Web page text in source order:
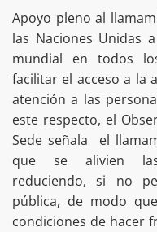
Apoyo pleno al
las Naciones Unidas
mundial en todos
facilitar el acceso a la
atención a las
este respecto, el
Sede señala el
que se alivien las
reduciendo, si no
pública, de modo
condiciones de hacer